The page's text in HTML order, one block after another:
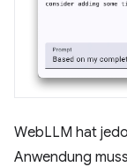
WebLLM hat
Anwendung